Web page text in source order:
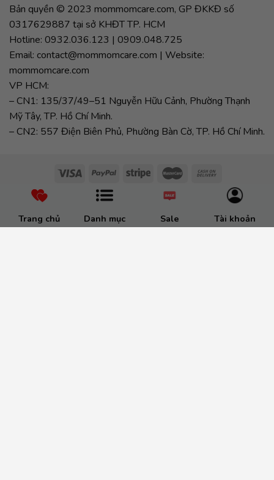
Trang chủ Danh mục Sale Tài khoản
Bản quyền © 2023 mommomcare.com, GP ĐKKĐ số
0317629887 tại sở KHĐT TP. HCM
Hotline: 0932.036.123 | 0909.048.725
Email: contact@mommomcare.com | Website:
mommomcare.com
VP HCM:
– CN1: 135/37/49–51 Nguyễn Hữu Cảnh, Phường Thạnh
Mỹ Tây, TP. Hồ Chí Minh.
– CN2: 557 Điện Biên Phủ, Phường Bàn Cờ, TP. Hồ Chí Minh.